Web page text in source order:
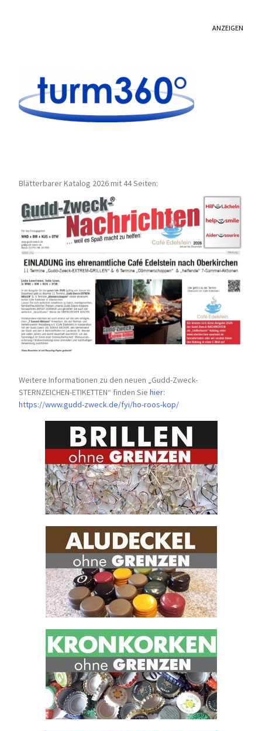
ANZEIGEN
Blätterbarer Katalog 2026 mit 44 Seiten:
Weitere Informationen zu den neuen „Gudd-Zweck-
STERNZEICHEN-ETIKETTEN“ finden Siehier:
https://www.gudd-zweck.de/fyi/ho-roos-kop/